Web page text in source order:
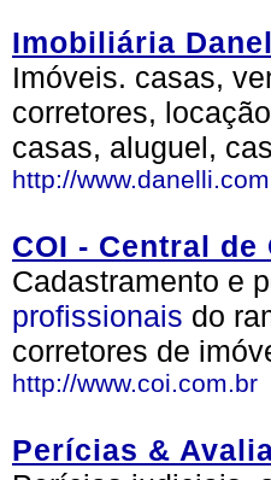
Imobiliária
Imóveis. casas,
corretores,
casas, aluguel,
http://
COI - Central
Cadastramento e
profissionais do
corretores de
http://www.coi.com.br
Perícias &